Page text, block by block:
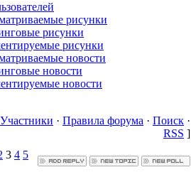
рисунки
рисунки
рисунки
новости
новости
новости
Участники · Правила форума · Поиск ·
RSS ]
3 4 5